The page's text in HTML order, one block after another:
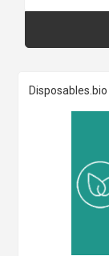
Disposables.bio